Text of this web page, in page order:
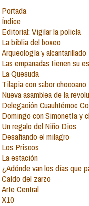
Portada
Índice
Editorial: Vigilar la policía
La biblia del boxeo
Arqueología y alcantarillado
Las empanadas tienen su
La Quesuda
Tilapia con sabor chocoano
Nueva asamblea de la
Delegación Cuauhtémoc
Domingo con Simonetta y
Un regalo del Niño Dios
Desafiando el milagro
Los Priscos
La estación
¿Adónde van los días que
Caído del zarzo
Arte Central
X10